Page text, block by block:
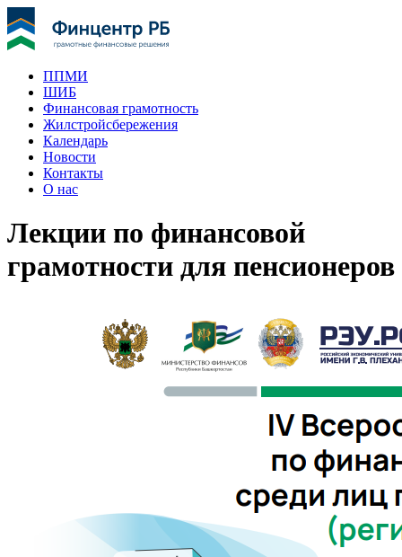
ППМИ
ШИБ
Финансовая грамотность
Жилстройсбережения
Календарь
Новости
Контакты
О нас
Лекции по финансовой
грамотности для пенсионеров